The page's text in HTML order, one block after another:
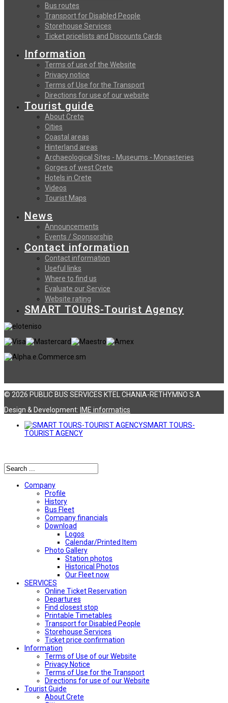
Bus routes
Transport for Disabled People
Storehouse Services
Ticket pricelists and Discounts Cards
Information
Terms of use of the Website
Privacy notice
Terms of Use for the Transport
Directions for use of our website
Tourist guide
About Crete
Cities
Coastal areas
Hinterland areas
Archaeological Sites - Museums - Monasteries
Gorges of west Crete
Hotels in Crete
Videos
Tourist Maps
News
Announcements
Events / Sponsorship
Contact information
Contact information
Useful links
Where to find us
Evaluate our Service
Website rating
SMART TOURS-Tourist Agency
© 2026 PUBLIC BUS SERVICES KTEL CHANIA-RETHYMNO S.A
Design & Development: ΙΜΕ informatics
SMART TOURS-
TOURIST AGENCY
Company
Profile
History
Bus Fleet
Company financials
Download
Logos
Calendar/Printed Item
Photo Gallery
Station photos
Historical Photos
Our Fleet now
SERVICES
Online Ticket Reservation
Departures
Find closest stop
Printable Timetables
Transport for Disabled People
Storehouse Services
Ticket price confirmation
Ιnformation
Terms of Use of our Website
Privacy Notice
Terms of Use for the Transport
Directions for use of our Website
Tourist Guide
About Crete